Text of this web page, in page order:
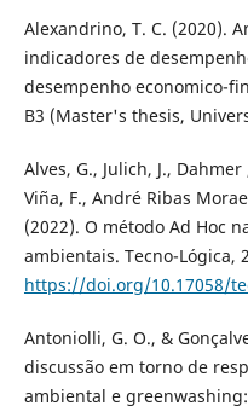
Alexandrino, T. C. (2020).
indicadores de
desempenho economico-
B3 (Master's thesis,
Alves, G., Julich, J.,
Viña, F., André Ribas
(2022). O método Ad Hoc
ambientais. Tecno-Lógica,
https://doi.org/10.17058/
Antoniolli, G. O., &
discussão em torno de
ambiental e